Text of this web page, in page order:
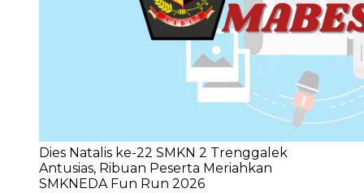
Dies Natalis ke-22 SMKN 2 Trenggalek
Antusias, Ribuan Peserta Meriahkan
SMKNEDA Fun Run 2026